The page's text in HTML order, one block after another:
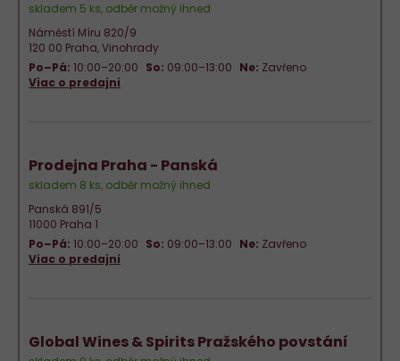
skladem 5 ks, odběr možný ihned
Náměstí Míru 820/9
120 00 Praha, Vinohrady
Po–Pá: 10:00–20:00 So: 09:00–13:00 Ne: Zavřeno
Viac o predajni
Prodejna Praha - Panská
skladem 8 ks, odběr možný ihned
Panská 891/5
11000 Praha 1
Po–Pá: 10:00–20:00 So: 09:00–13:00 Ne: Zavřeno
Viac o predajni
Global Wines & Spirits Pražského povstání